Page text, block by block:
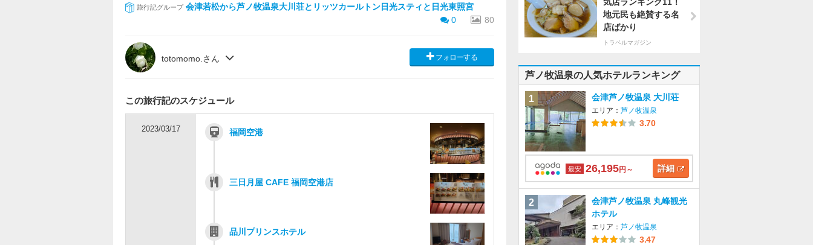
旅行記グループ 会津若松から芦ノ牧温泉大川荘とリッツカールトン日光スティと日光東照宮
0
80
totomomo.さん フォローする
この旅行記のスケジュール
2023/03/17 福岡空港
三日月屋 CAFE 福岡空港店
品川プリンスホテル
地元民も絶賛する名
店ばかり
トラベルマガジン
芦ノ牧温泉の人気ホテルランキング
1 会津芦ノ牧温泉 大川荘
エリア： 芦ノ牧温泉
3.70
最安 26,195円～ 詳細
2
会津芦ノ牧温泉 丸峰観光
ホテル
エリア： 芦ノ牧温泉
3.47